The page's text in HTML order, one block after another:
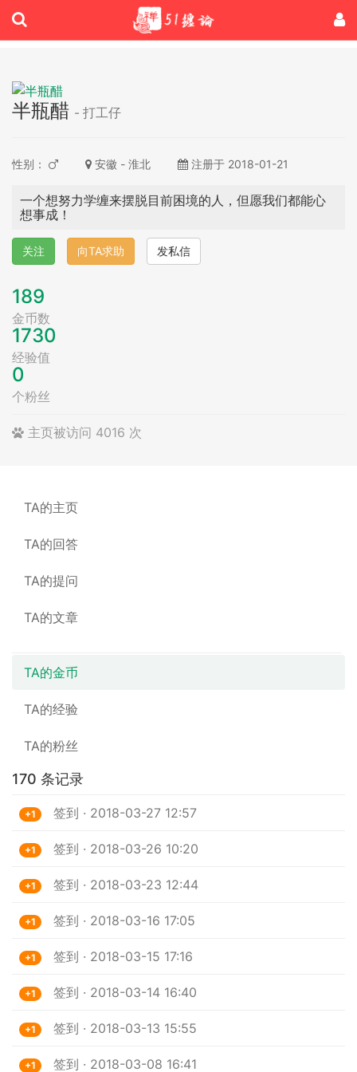
半瓶醋 - 打工仔
性别： 安徽 - 淮北 注册于 2018-01-21
一个想努力学缠来摆脱目前困境的人，但愿我们都能心
想事成！
关注 向TA求助 发私信
189
金币数
1730
经验值
0
个粉丝
主页被访问 4016 次
TA的主页
TA的回答
TA的提问
TA的文章
TA的金币
TA的经验
TA的粉丝
170 条记录
+1 签到 · 2018-03-27 12:57
+1 签到 · 2018-03-26 10:20
+1 签到 · 2018-03-23 12:44
+1 签到 · 2018-03-16 17:05
+1 签到 · 2018-03-15 17:16
+1 签到 · 2018-03-14 16:40
+1 签到 · 2018-03-13 15:55
+1 签到 · 2018-03-08 16:41